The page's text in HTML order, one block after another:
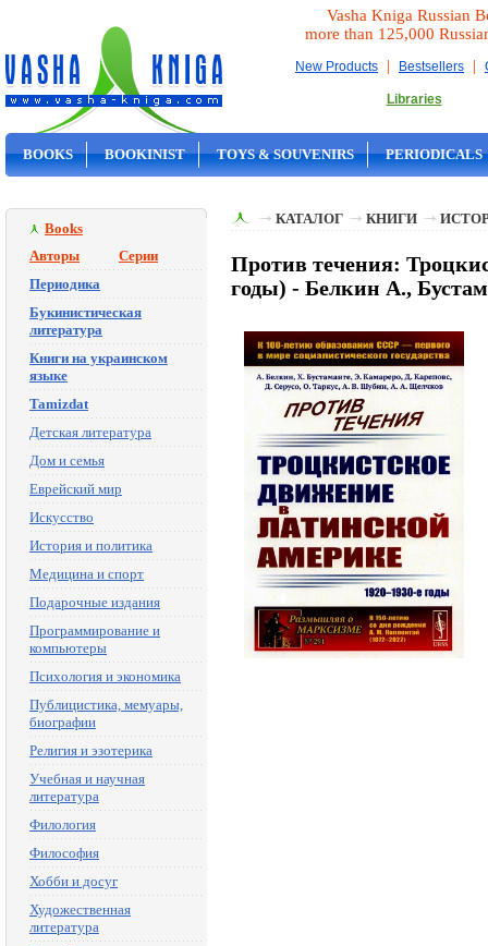
Vasha Kniga Russian
more than 125,000
New Products | Bestsellers |
Libraries
BOOKS BOOKINIST TOYS & SOUVENIRS PERIODICALS
Books
Авторы
Серии
Периодика
Букинистическая
литература
Книги на украинском
языке
Tamizdat
Детская литература
Дом и семья
Еврейский мир
Искусство
История и политика
Медицина и спорт
Подарочные издания
Программирование и
компьютеры
Психология и экономика
Публицистика, мемуары,
биографии
Религия и эзотерика
Учебная и научная
литература
Филология
Философия
Хобби и досуг
Художественная
литература
КАТАЛОГ КНИГИ
Против течения:
годы) - Белкин А.,